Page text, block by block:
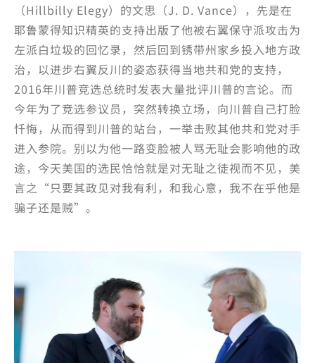
（Hillbilly Elegy）的文思（J. D. Vance），先是在
耶鲁蒙得知识精英的支持出版了他被右翼保守派攻击为
左派白垃圾的回忆录，然后回到锈带州家乡投入地方政
治，以进步右翼反川的姿态获得当地共和党的支持，
2016年川普竞选总统时发表大量批评川普的言论。而
今年为了竞选参议员，突然转换立场，向川普自己打脸
忏悔，从而得到川普的站台，一举击败其他共和党对手
进入参院。别以为他一路变脸被人骂无耻会影响他的政
途，今天美国的选民恰恰就是对无耻之徒视而不见，美
言之“只要其政见对我有利，和我心意，我不在乎他是
骗子还是贼”。